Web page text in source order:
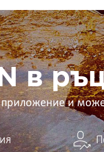
в
приложение и